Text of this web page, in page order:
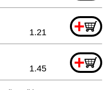
+
1.21
+
1.45